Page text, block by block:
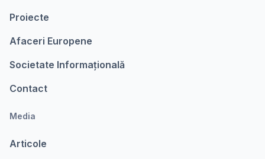
Proiecte
Afaceri Europene
Societate Informațională
Contact
Media
Articole